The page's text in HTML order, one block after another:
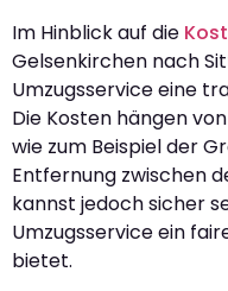
Im Hinblick auf die
Gelsenkirchen nach
Umzugsservice eine
Die Kosten hängen
wie zum Beispiel der
Entfernung zwischen
kannst jedoch sicher
Umzugsservice ein
bietet.